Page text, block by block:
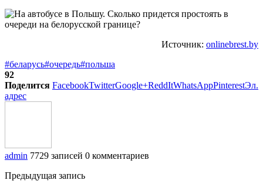
Источник: onlinebrest.by
#беларусь#очередь#польша
92
Поделится FacebookTwitterGoogle+ReddItWhatsAppPinterestЭл.
адрес
admin 7729 записей 0 комментариев
Предыдущая запись